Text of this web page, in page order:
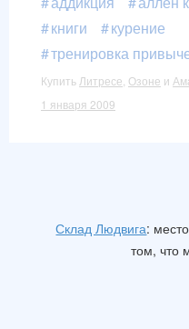
книги
курение
тренировка
Купить Литресе Озоне и
1 января 2009
Склад Людвига:
том, что